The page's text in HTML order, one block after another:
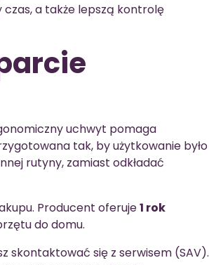
a także lepszą kontrolę
uchwyt pomaga
tak, by użytkowanie było
rutyny, zamiast odkładać
Producent oferuje1 rok
do domu.
skontaktować się z serwisem (SAV).